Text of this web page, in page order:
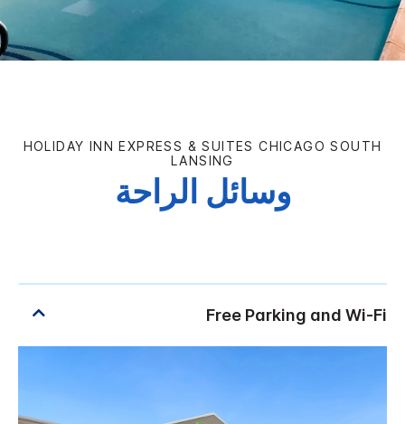
HOLIDAY INN EXPRESS & SUITES CHICAGO SOUTH
LANSING
وسائل الراحة